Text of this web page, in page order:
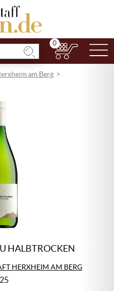
0
am Berg
HALBTROCKEN
HERXHEIM AM BERG